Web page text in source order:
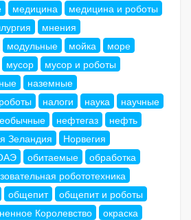
медицина
медицина и роботы
мнения
модульные мойка
море
мусор
мусор и роботы
наземные
налоги наука
научные
нефтегаз
нефть
Зеландия
Норвегия
обитаемые
обработка
робототехника
общепит
общепит и роботы
Королевство
окраска